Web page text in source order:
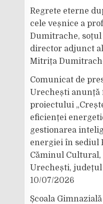
Regrete eterne
cele veșnice a
Dumitrache, soțul
director adjunct
Mitrița
Comunicat de
Urechești anunță
proiectului
eficienței
gestionarea
energiei în sediul
Căminul Cultural,
Urechești, județul
10/07/2026
Școala